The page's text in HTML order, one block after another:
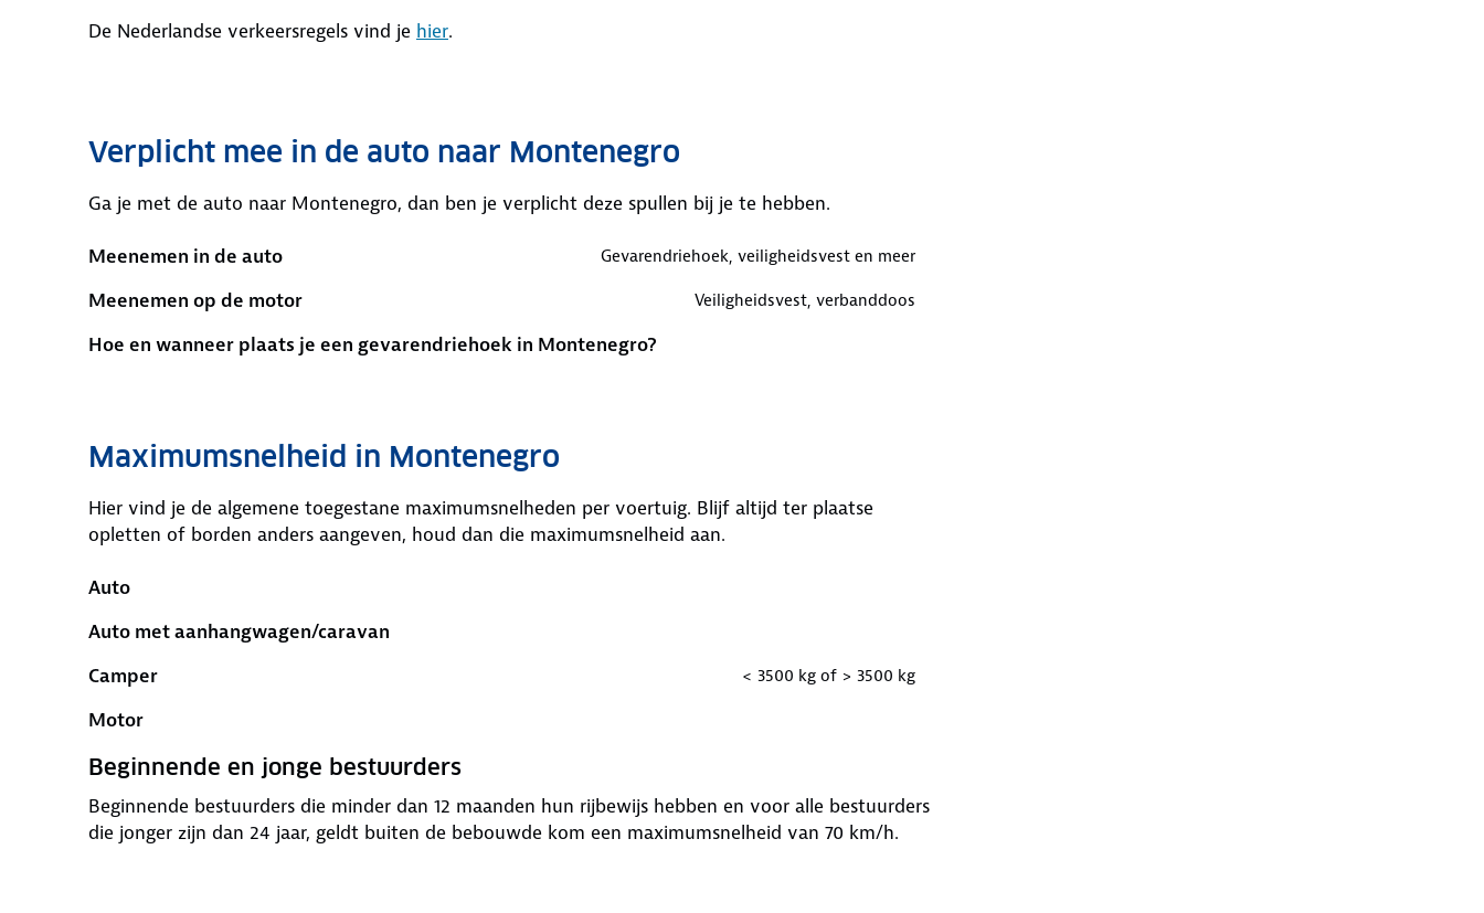
De Nederlandse verkeersregels vind je hier.
Verplicht mee in de auto naar Montenegro
Ga je met de auto naar Montenegro, dan ben je verplicht deze spullen bij je te hebben.
Meenemen in de auto Gevarendriehoek, veiligheidsvest en meer
Meenemen op de motor Veiligheidsvest, verbanddoos
Hoe en wanneer plaats je een gevarendriehoek in Montenegro?
Maximumsnelheid in Montenegro
Hier vind je de algemene toegestane maximumsnelheden per voertuig. Blijf altijd ter plaatse
opletten of borden anders aangeven, houd dan die maximumsnelheid aan.
Auto
Auto met aanhangwagen/caravan
Camper
< 3500 kg of > 3500 kg
Motor
Beginnende en jonge bestuurders
Beginnende bestuurders die minder dan 12 maanden hun rijbewijs hebben en voor alle bestuurders
die jonger zijn dan 24 jaar, geldt buiten de bebouwde kom een maximumsnelheid van 70 km/h.